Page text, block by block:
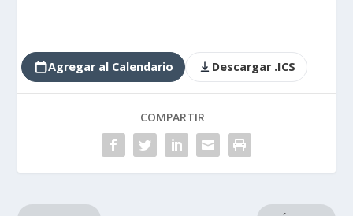
Agregar al Calendario Descargar .ICS
COMPARTIR